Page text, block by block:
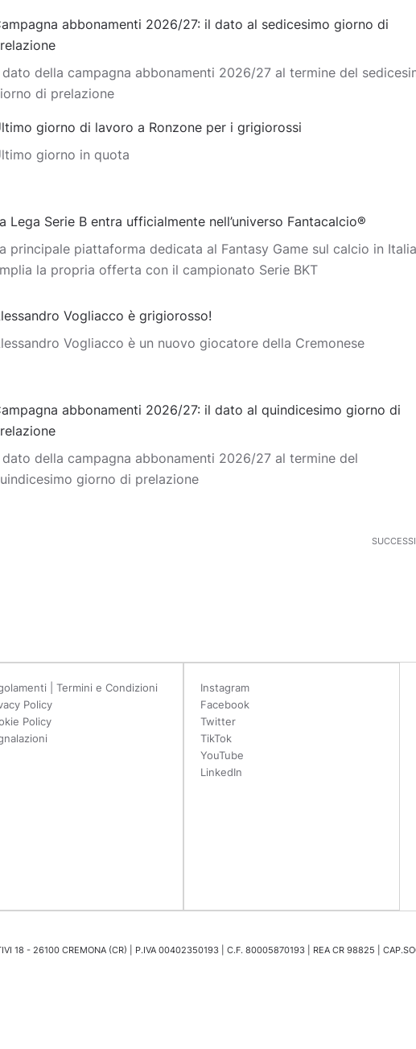
abbonamenti 2026/27: il dato al sedicesimo giorno di
dato della campagna abbonamenti 2026/27 al termine del
di prelazione
giorno di lavoro a Ronzone per i grigiorossi
giorno in quota
Lega Serie B entra ufficialmente nell’universo Fantacalcio®
principale piattaforma dedicata al Fantasy Game sul calcio in Italia
la propria offerta con il campionato Serie BKT
Vogliacco è grigiorosso!
Vogliacco è un nuovo giocatore della Cremonese
abbonamenti 2026/27: il dato al quindicesimo giorno di
dato della campagna abbonamenti 2026/27 al termine del
giorno di prelazione
| Termini e Condizioni
Policy
Policy
Instagram
Facebook
Twitter
TikTok
YouTube
LinkedIn
18 - 26100 CREMONA (CR) | P.IVA 00402350193 | C.F. 80005870193 | REA CR 98825 |